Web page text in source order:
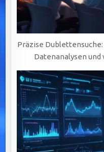
Präzise
Datenanalysen